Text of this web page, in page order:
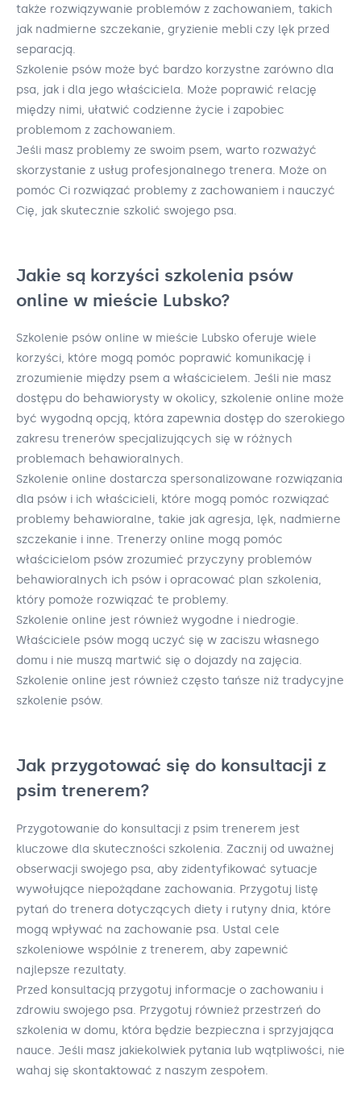
także rozwiązywanie problemów z zachowaniem, takich
jak nadmierne szczekanie, gryzienie mebli czy lęk przed
separacją.
Szkolenie psów może być bardzo korzystne zarówno dla
psa, jak i dla jego właściciela. Może poprawić relację
między nimi, ułatwić codzienne życie i zapobiec
problemom z zachowaniem.
Jeśli masz problemy ze swoim psem, warto rozważyć
skorzystanie z usług profesjonalnego trenera. Może on
pomóc Ci rozwiązać problemy z zachowaniem i nauczyć
Cię, jak skutecznie szkolić swojego psa.
Jakie są korzyści szkolenia psów
online w mieście Lubsko?
Szkolenie psów online w mieście Lubsko oferuje wiele
korzyści, które mogą pomóc poprawić komunikację i
zrozumienie między psem a właścicielem. Jeśli nie masz
dostępu do behawiorysty w okolicy, szkolenie online może
być wygodną opcją, która zapewnia dostęp do szerokiego
zakresu trenerów specjalizujących się w różnych
problemach behawioralnych.
Szkolenie online dostarcza spersonalizowane rozwiązania
dla psów i ich właścicieli, które mogą pomóc rozwiązać
problemy behawioralne, takie jak agresja, lęk, nadmierne
szczekanie i inne. Trenerzy online mogą pomóc
właścicielom psów zrozumieć przyczyny problemów
behawioralnych ich psów i opracować plan szkolenia,
który pomoże rozwiązać te problemy.
Szkolenie online jest również wygodne i niedrogie.
Właściciele psów mogą uczyć się w zaciszu własnego
domu i nie muszą martwić się o dojazdy na zajęcia.
Szkolenie online jest również często tańsze niż tradycyjne
szkolenie psów.
Jak przygotować się do konsultacji z
psim trenerem?
Przygotowanie do konsultacji z psim trenerem jest
kluczowe dla skuteczności szkolenia. Zacznij od uważnej
obserwacji swojego psa, aby zidentyfikować sytuacje
wywołujące niepożądane zachowania. Przygotuj listę
pytań do trenera dotyczących diety i rutyny dnia, które
mogą wpływać na zachowanie psa. Ustal cele
szkoleniowe wspólnie z trenerem, aby zapewnić
najlepsze rezultaty.
Przed konsultacją przygotuj informacje o zachowaniu i
zdrowiu swojego psa. Przygotuj również przestrzeń do
szkolenia w domu, która będzie bezpieczna i sprzyjająca
nauce. Jeśli masz jakiekolwiek pytania lub wątpliwości, nie
wahaj się skontaktować z naszym zespołem.